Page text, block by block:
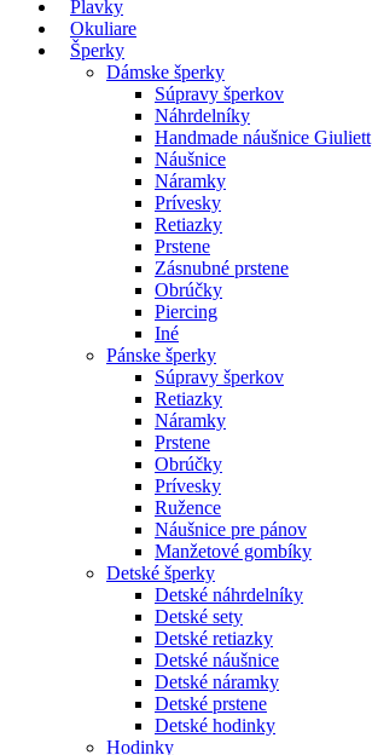
Plavky
Okuliare
Šperky
Dámske šperky
Súpravy šperkov
Náhrdelníky
Handmade náušnice Giuliett
Náušnice
Náramky
Prívesky
Retiazky
Prstene
Zásnubné prstene
Obrúčky
Piercing
Iné
Pánske šperky
Súpravy šperkov
Retiazky
Náramky
Prstene
Obrúčky
Prívesky
Ružence
Náušnice pre pánov
Manžetové gombíky
Detské šperky
Detské náhrdelníky
Detské sety
Detské retiazky
Detské náušnice
Detské náramky
Detské prstene
Detské hodinky
Hodinky